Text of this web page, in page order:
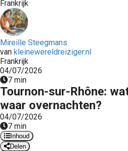
Frankrijk
Mireille Steegmans
van kleinewereldreiziger.nl
Frankrijk
04/07/2026
7 min
Tournon-sur-Rhône:
waar overnachten?
04/07/2026
7 min
Inhoud
Delen